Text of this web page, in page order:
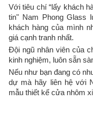
Với tiêu chí “lấy khách
tin" Nam Phong Glass
khách hàng của mình
giá cạnh tranh nhất.
Đội ngũ nhân viên của
kinh nghiệm, luôn sẵn
Nếu như bạn đang có
dự mà hãy liên hệ với
mẫu thiết kế cửa nhôm